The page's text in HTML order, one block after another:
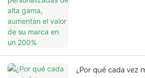
¿Por qué cada vez